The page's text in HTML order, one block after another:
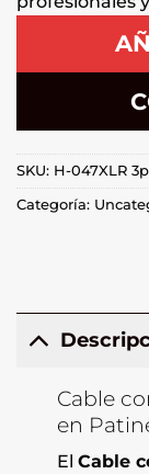
SKU: H-047XLR
Categoría:
Cable
en
El Cable